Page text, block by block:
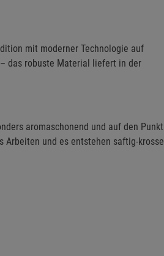
mit moderner Technologie auf
– das robuste Material liefert in der
aromaschonend und auf den Punkt
Arbeiten und es entstehen saftig-krosse